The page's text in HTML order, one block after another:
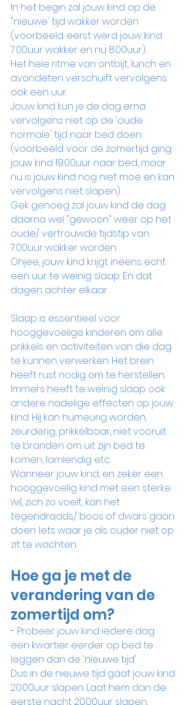
In het begin zal jouw kind op de
"nieuwe' tijd wakker worden
(voorbeeld: eerst werd jouw kind
7.00uur wakker en nu 8.00uur).
Het hele ritme van ontbijt, lunch en
avondeten verschuift vervolgens
ook een uur.
Jouw kind kun je de dag erna
vervolgens niet op de 'oude
normale' tijd naar bed doen
(voorbeeld: voor de zomertijd ging
jouw kind 19.00uur naar bed, maar
nu is jouw kind nog niet moe en kan
vervolgens niet slapen).
Gek genoeg zal jouw kind de dag
daarna wel "gewoon" weer op het
oude/ vertrouwde tijdstip van
7.00uur wakker worden.
Ohjee, jouw kind krijgt ineens echt
een uur te weinig slaap. En dat
dagen achter elkaar.
Slaap is essentieel voor
hooggevoelige kinderen om alle
prikkels en activiteiten van die dag
te kunnen verwerken. Het brein
heeft rust nodig om te herstellen.
Immers heeft te weinig slaap ook
andere nadelige effecten op jouw
kind. Hij kan humeurig worden,
zeurderig, prikkelbaar, niet vooruit
te branden om uit zijn bed te
komen, lamlendig etc.
Wanneer jouw kind, en zeker een
hooggevoelig kind met een sterke
wil, zich zo voelt, kan het
tegendraads/ boos of dwars gaan
doen. Iets waar je als ouder niet op
zit te wachten.
Hoe ga je met de
verandering van de
zomertijd om?
- Probeer jouw kind iedere dag
een kwartier eerder op bed te
leggen dan de 'nieuwe tijd'.
Dus in de nieuwe tijd gaat jouw kind
20.00uur slapen. Laat hem dan de
eerste nacht 20.00uur slapen,